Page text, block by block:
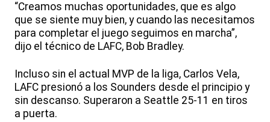
“Creamos muchas oportunidades, que es algo
que se siente muy bien, y cuando las necesitamos
para completar el juego seguimos en marcha”,
dijo el técnico de LAFC, Bob Bradley.
Incluso sin el actual MVP de la liga, Carlos Vela,
LAFC presionó a los Sounders desde el principio y
sin descanso. Superaron a Seattle 25-11 en tiros
a puerta.